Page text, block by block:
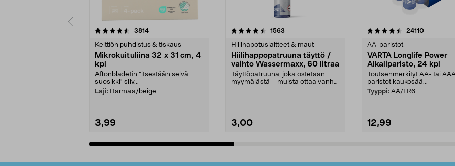
3814arvostelut
Keittiön puhdistus & tiskaus
Mikrokuituliina 32 x 31 cm, 4
kpl
Aftonbladetin "itsestään selvä
suosikki" siiv...
Laji: Harmaa/beige
3,99
4.5viidestä
1563
Hiilihapotuslaitteet & maut
Hiilihappopatruuna täyttö /
vaihto Wassermaxx, 60 litraa
Täyttöpatruuna, joka ostetaan
myymälästä – muista ottaa vanha
3,00
4.5viidestä
24110arvostelut
AA-paristot
VARTA Longlife Power
Alkaliparisto, 24 kpl
Joutsenmerkityt AA- tai
paristot kaukosää...
Tyyppi: AA/LR6
12,99
4.5viidestä